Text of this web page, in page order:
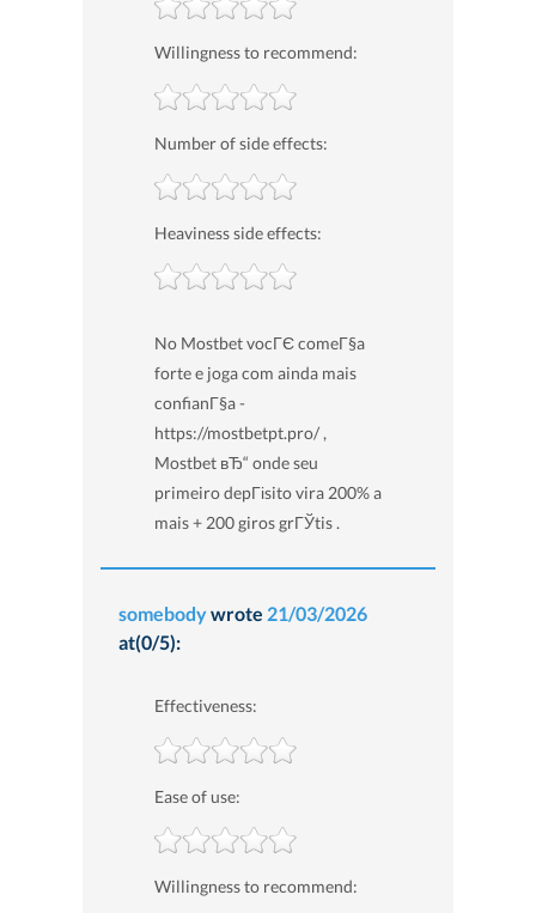
Willingness to recommend:
Number of side effects:
Heaviness side effects:
No Mostbet vocГЄ comeГ§a
forte e joga com ainda mais
confianГ§a -
https://mostbetpt.pro/ ,
Mostbet вЂ“ onde seu
primeiro depГіsito vira 200% a
mais + 200 giros grГЎtis .
somebodywrote 21/03/2026
at(0/5):
Effectiveness:
Ease of use:
Willingness to recommend: